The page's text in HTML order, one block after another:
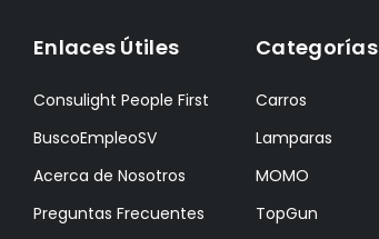
Enlaces Útiles
Consulight People First
BuscoEmpleoSV
Acerca de Nosotros
Preguntas Frecuentes
Categorías
Carros
Lamparas
MOMO
TopGun